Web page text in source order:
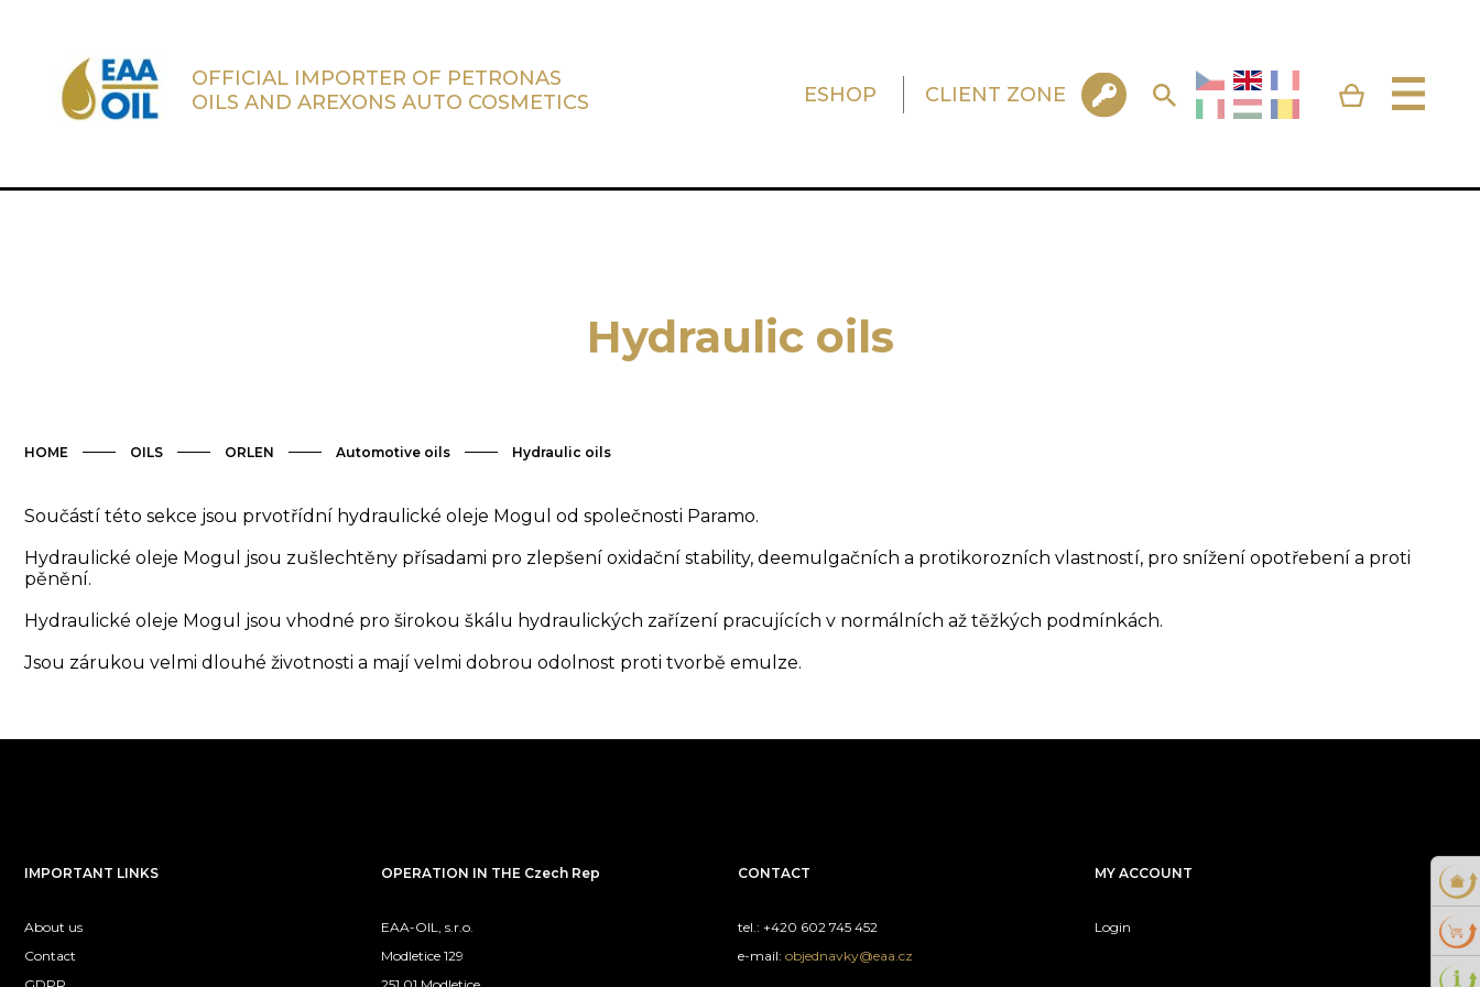
OFFICIAL IMPORTER OF PETRONAS
OILS AND AREXONS AUTO COSMETICS
ESHOP CLIENT ZONE
Hydraulic oils
HOME OILS ORLEN Automotive oils Hydraulic oils
Součástí této sekce jsou prvotřídní hydraulické oleje Mogul od společnosti Paramo.
Hydraulické oleje Mogul jsou zušlechtěny přísadami pro zlepšení oxidační stability, deemulgačních a protikorozních vlastností, pro snížení opotřebení a proti
pěnění.
Hydraulické oleje Mogul jsou vhodné pro širokou škálu hydraulických zařízení pracujících v normálních až těžkých podmínkách.
Jsou zárukou velmi dlouhé životnosti a mají velmi dobrou odolnost proti tvorbě emulze.
IMPORTANT LINKS
About us
Contact
OPERATION IN THE Czech Rep
EAA-OIL, s.r.o.
Modletice 129
CONTACT
tel.: +420 602 745 452
e-mail: objednavky@eaa.cz
MY ACCOUNT
Login